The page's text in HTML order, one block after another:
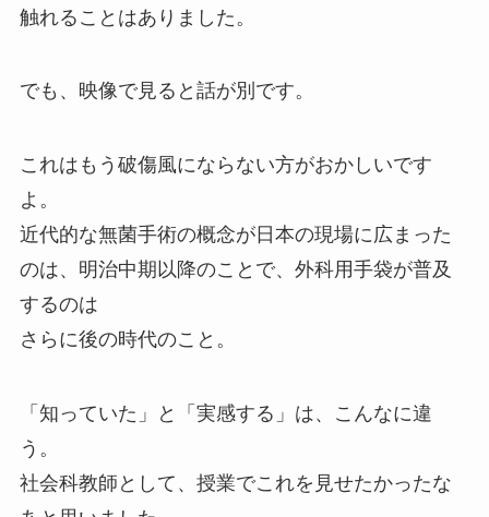
触れることはありました。
でも、映像で見ると話が別です。
これはもう破傷風にならない方がおかしいです
よ。
近代的な無菌手術の概念が日本の現場に広まった
のは、明治中期以降のことで、外科用手袋が普及
するのは
さらに後の時代のこと。
「知っていた」と「実感する」は、こんなに違
う。
社会科教師として、授業でこれを見せたかったな